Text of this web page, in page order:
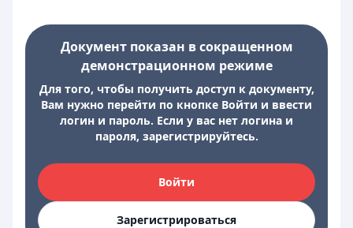
Документ показан в сокращенном
демонстрационном режиме
Для того, чтобы получить доступ к документу,
Вам нужно перейти по кнопке Войти и ввести
логин и пароль. Если у вас нет логина и
пароля, зарегистрируйтесь.
Войти
Зарегистрироваться